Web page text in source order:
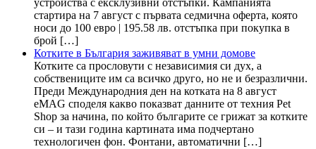
устройства с ексклузивни отстъпки. Кампанията
стартира на 7 август с първата седмична оферта, която
носи до 100 евро | 195.58 лв. отстъпка при покупка в
брой […]
Котките в България заживяват в умни домове
Котките са прословути с независимия си дух, а
собствениците им са всичко друго, но не и безразлични.
Преди Международния ден на котката на 8 август
eMAG споделя какво показват данните от техния Pet
Shop за начина, по който българите се грижат за котките
си – и тази година картината има подчертано
технологичен фон. Фонтани, автоматични […]